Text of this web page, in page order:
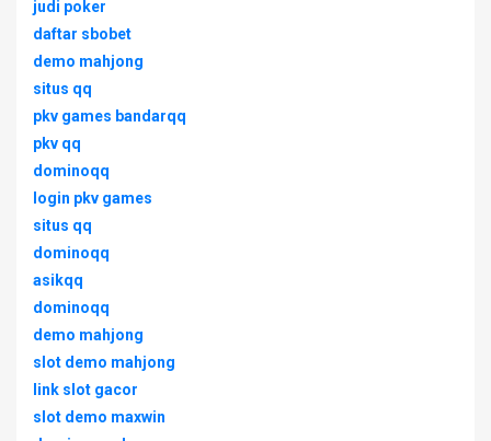
judi poker
daftar sbobet
demo mahjong
situs qq
pkv games bandarqq
pkv qq
dominoqq
login pkv games
situs qq
dominoqq
asikqq
dominoqq
demo mahjong
slot demo mahjong
link slot gacor
slot demo maxwin